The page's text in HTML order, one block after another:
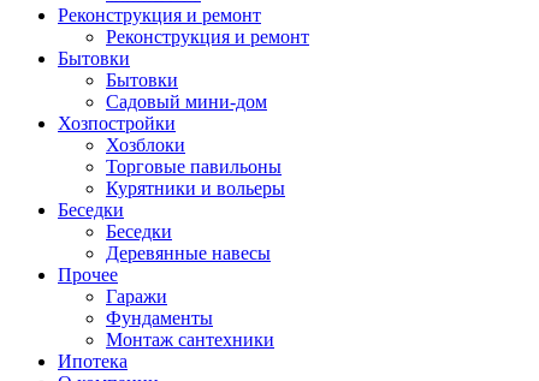
Реконструкция и ремонт
Реконструкция и ремонт
Бытовки
Бытовки
Садовый мини-дом
Хозпостройки
Хозблоки
Торговые павильоны
Курятники и вольеры
Беседки
Беседки
Деревянные навесы
Прочее
Гаражи
Фундаменты
Монтаж сантехники
Ипотека